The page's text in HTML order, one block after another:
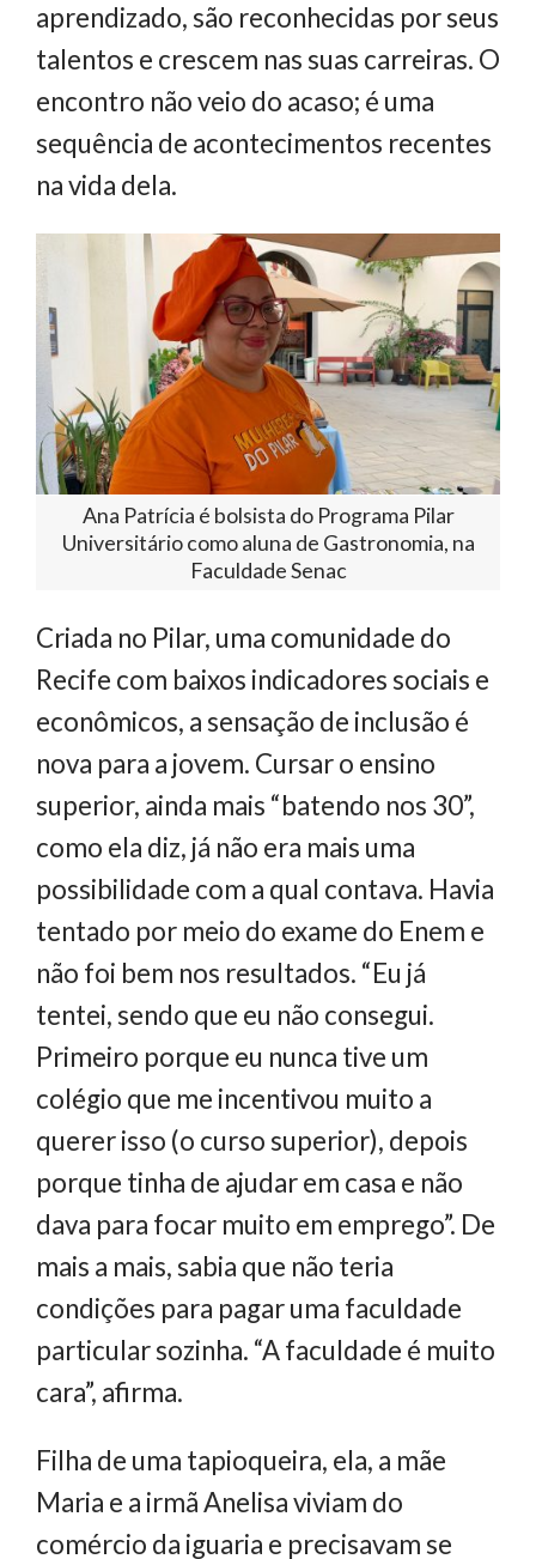
aprendizado, são reconhecidas por seus
talentos e crescem nas suas carreiras. O
encontro não veio do acaso; é uma
sequência de acontecimentos recentes
na vida dela.
Ana Patrícia é bolsista do Programa Pilar
Universitário como aluna de Gastronomia, na
Faculdade Senac
Criada no Pilar, uma comunidade do
Recife com baixos indicadores sociais e
econômicos, a sensação de inclusão é
nova para a jovem. Cursar o ensino
superior, ainda mais “batendo nos 30”,
como ela diz, já não era mais uma
possibilidade com a qual contava. Havia
tentado por meio do exame do Enem e
não foi bem nos resultados. “Eu já
tentei, sendo que eu não consegui.
Primeiro porque eu nunca tive um
colégio que me incentivou muito a
querer isso (o curso superior), depois
porque tinha de ajudar em casa e não
dava para focar muito em emprego”. De
mais a mais, sabia que não teria
condições para pagar uma faculdade
particular sozinha. “A faculdade é muito
cara”, afirma.
Filha de uma tapioqueira, ela, a mãe
Maria e a irmã Anelisa viviam do
comércio da iguaria e precisavam se